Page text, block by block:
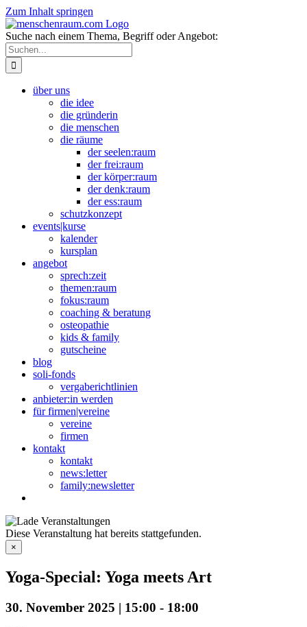
Zum Inhalt springen
Suche nach einem Thema, Begriff oder Angebot:
über uns
die idee
die gründerin
die menschen
die räume
der seelen:raum
der frei:raum
der körper:raum
der denk:raum
der ess:raum
schutzkonzept
events|kurse
kalender
kursplan
angebot
sprech:zeit
themen:raum
fokus:raum
coaching & beratung
osteopathie
kids & family
gutscheine
blog
soli-fonds
vergaberichtlinien
anbieter:in werden
für firmen|vereine
vereine
firmen
kontakt
kontakt
news:letter
family:newsletter
Diese Veranstaltung hat bereits stattgefunden.
×
Yoga-Special: Yoga meets Art
30. November 2025 | 15:00 - 18:00